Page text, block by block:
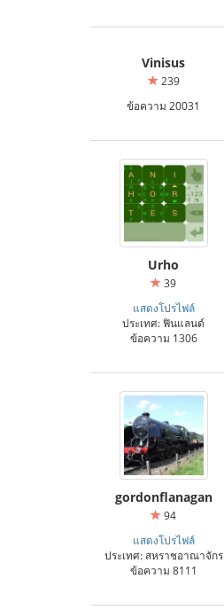
Vinisus
239
ข้อความ 20031
Urho
39
แสดงโปรไฟล์
ประเทศ: ฟินแลนด์
ข้อความ 1306
gordonflanagan
94
แสดงโปรไฟล์
ประเทศ: สหราชอาณาจักร
ข้อความ 8111